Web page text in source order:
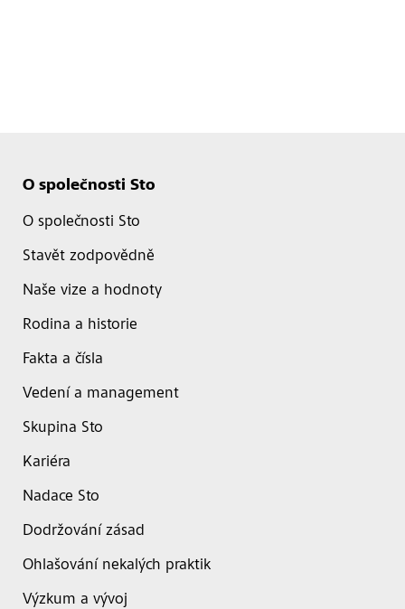
O společnosti Sto
O společnosti Sto
Stavět zodpovědně
Naše vize a hodnoty
Rodina a historie
Fakta a čísla
Vedení a management
Skupina Sto
Kariéra
Nadace Sto
Dodržování zásad
Ohlašování nekalých praktik
Výzkum a vývoj